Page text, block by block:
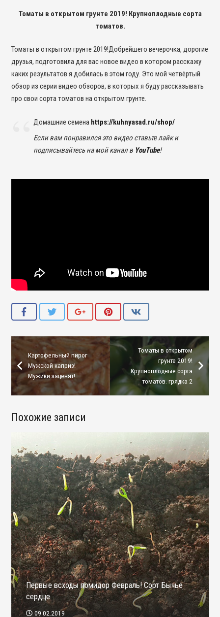
Томаты в открытом грунте 2019! Крупноплодные сорта
томатов.
Томаты в открытом грунте 2019!Добрейшего вечерочка, дорогие
друзья, подготовила для вас новое видео в котором расскажу
каких результатов я добилась в этом году. Это мой четвёртый
обзор из серии видео обзоров, в которых я буду рассказывать
про свои сорта томатов на открытом грунте.
Домашние семена https://kuhnyasad.ru/shop/
Если вам понравился это видео ставьте лайк и
подписывайтесь на мой канал в YouTube!
Томаты в открытом
грунте 2019!
Крупноплодные сорта
томатов. грядка 2
Картофельный пирог
Мужской каприз!
Мужики заценят!
Похожие записи
Первые всходы помидор Февраль! Сорт Бычье
сердце
09.02.2019